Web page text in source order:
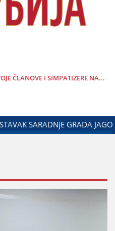
ČLANOVE I SIMPATIZERE NA...
MARKOVIĆ NA